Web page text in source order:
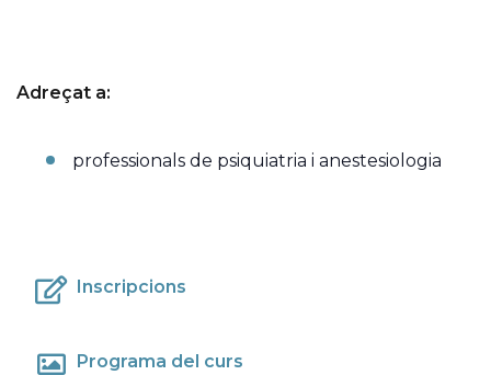
Adreçat a:
professionals de psiquiatria i anestesiologia
Inscripcions
Programa del curs